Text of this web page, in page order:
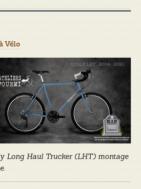
Vélo
Long Haul Trucker (LHT) montage